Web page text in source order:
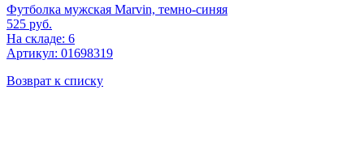
Футболка мужская Marvin, темно-синяя
525 руб.
На складе: 6
Артикул: 01698319
Возврат к списку